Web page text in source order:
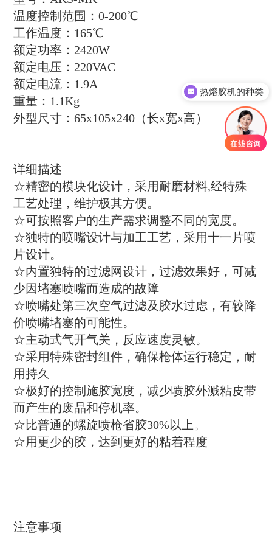
温度控制范围：0-200℃
工作温度：165℃
额定功率：2420W
额定电压：220VAC
额定电流：1.9A
重量：1.1Kg
外型尺寸：65x105x240（长x宽x高）
详细描述
☆精密的模块化设计，采用耐磨材料,经特殊
工艺处理，维护极其方便。
☆可按照客户的生产需求调整不同的宽度。
☆独特的喷嘴设计与加工工艺，采用十一片喷
片设计。
☆内置独特的过滤网设计，过滤效果好，可减
少因堵塞喷嘴而造成的故障
☆喷嘴处第三次空气过滤及胶水过虑，有较降
价喷嘴堵塞的可能性。
☆主动式气开气关，反应速度灵敏。
☆采用特殊密封组件，确保枪体运行稳定，耐
用持久
☆极好的控制施胶宽度，减少喷胶外溅粘皮带
而产生的废品和停机率。
☆比普通的螺旋喷枪省胶30%以上。
☆用更少的胶，达到更好的粘着程度
注意事项
热熔胶机的种类